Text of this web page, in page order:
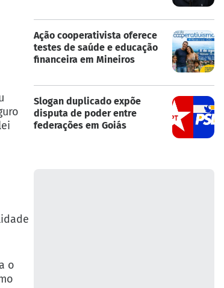
o
Ação cooperativista oferece
testes de saúde e educação
financeira em Mineiros
Slogan duplicado expõe
disputa de poder entre
federações em Goiás